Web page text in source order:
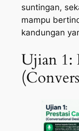
suntingan,
mampu
kandungan
Ujian 1: